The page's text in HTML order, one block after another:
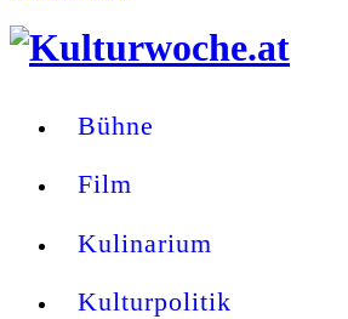
Bühne
Film
Kulinarium
Kulturpolitik